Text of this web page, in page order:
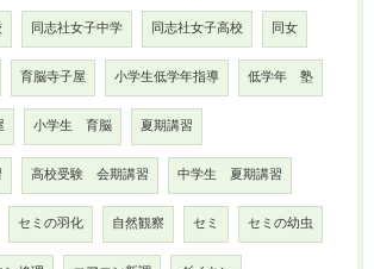
同志社女子中学 同志社女子高校 同女
育脳寺子屋 小学生低学年指導 低学年 塾
小学生 育脳 夏期講習
高校受験 会期講習 中学生 夏期講習
セミの羽化 自然観察 セミ セミの幼虫